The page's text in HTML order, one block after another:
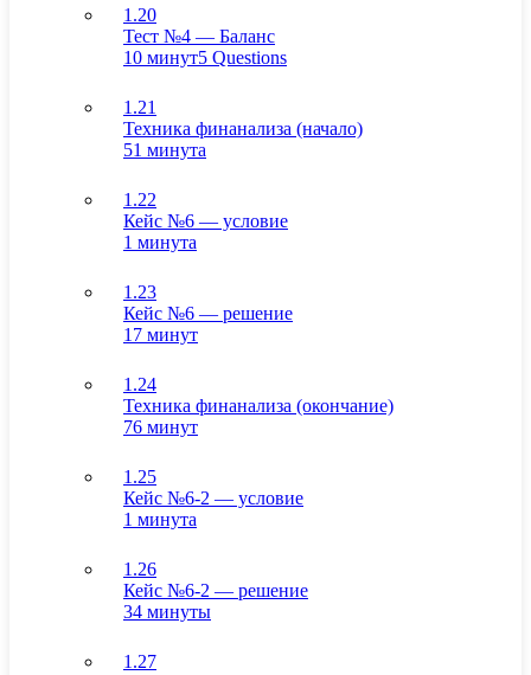
1.20
Тест №4 — Баланс
10 минут5 Questions
1.21
Техника финанализа (начало)
51 минута
1.22
Кейс №6 — условие
1 минута
1.23
Кейс №6 — решение
17 минут
1.24
Техника финанализа (окончание)
76 минут
1.25
Кейс №6-2 — условие
1 минута
1.26
Кейс №6-2 — решение
34 минуты
1.27